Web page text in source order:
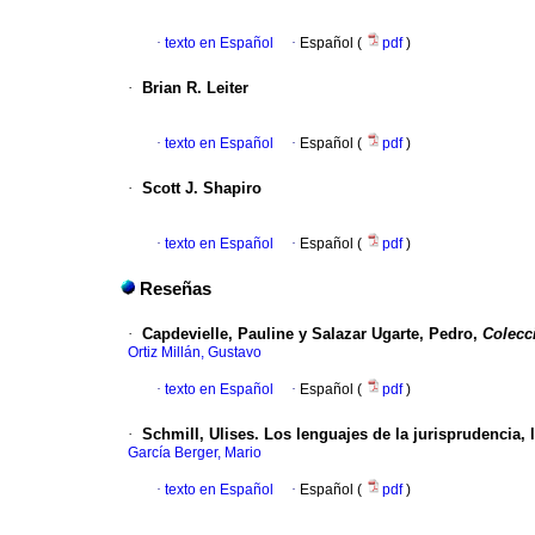
· texto en Español · Español ( pdf)
· Brian R. Leiter
· texto en Español · Español ( pdf)
· Scott J. Shapiro
· texto en Español · Español ( pdf)
Reseñas
· Capdevielle, Pauline y Salazar Ugarte, Pedro,
Ortiz Millán, Gustavo
· texto en Español · Español ( pdf)
· Schmill, Ulises. Los lenguajes de la jurisprudencia,
García Berger, Mario
· texto en Español · Español ( pdf)